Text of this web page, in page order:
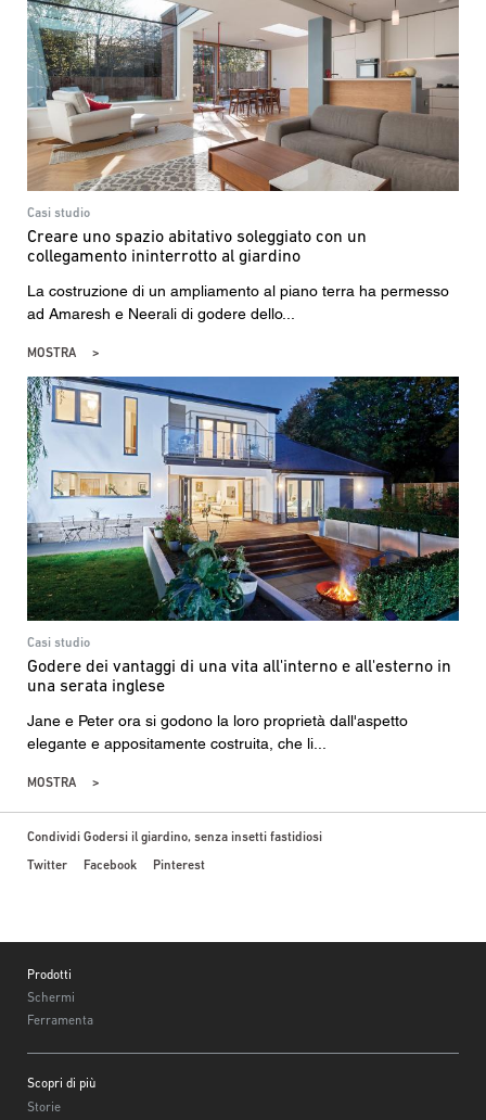
Casi studio
Creare uno spazio abitativo soleggiato con un
collegamento ininterrotto al giardino
La costruzione di un ampliamento al piano terra ha permesso
ad Amaresh e Neerali di godere dello...
MOSTRA
Casi studio
Godere dei vantaggi di una vita all'interno e all'esterno in
una serata inglese
Jane e Peter ora si godono la loro proprietà dall'aspetto
elegante e appositamente costruita, che li...
MOSTRA
Condividi Godersi il giardino, senza insetti fastidiosi
Twitter
Facebook Pinterest
Prodotti
Schermi
Ferramenta
Scopri di più
Storie